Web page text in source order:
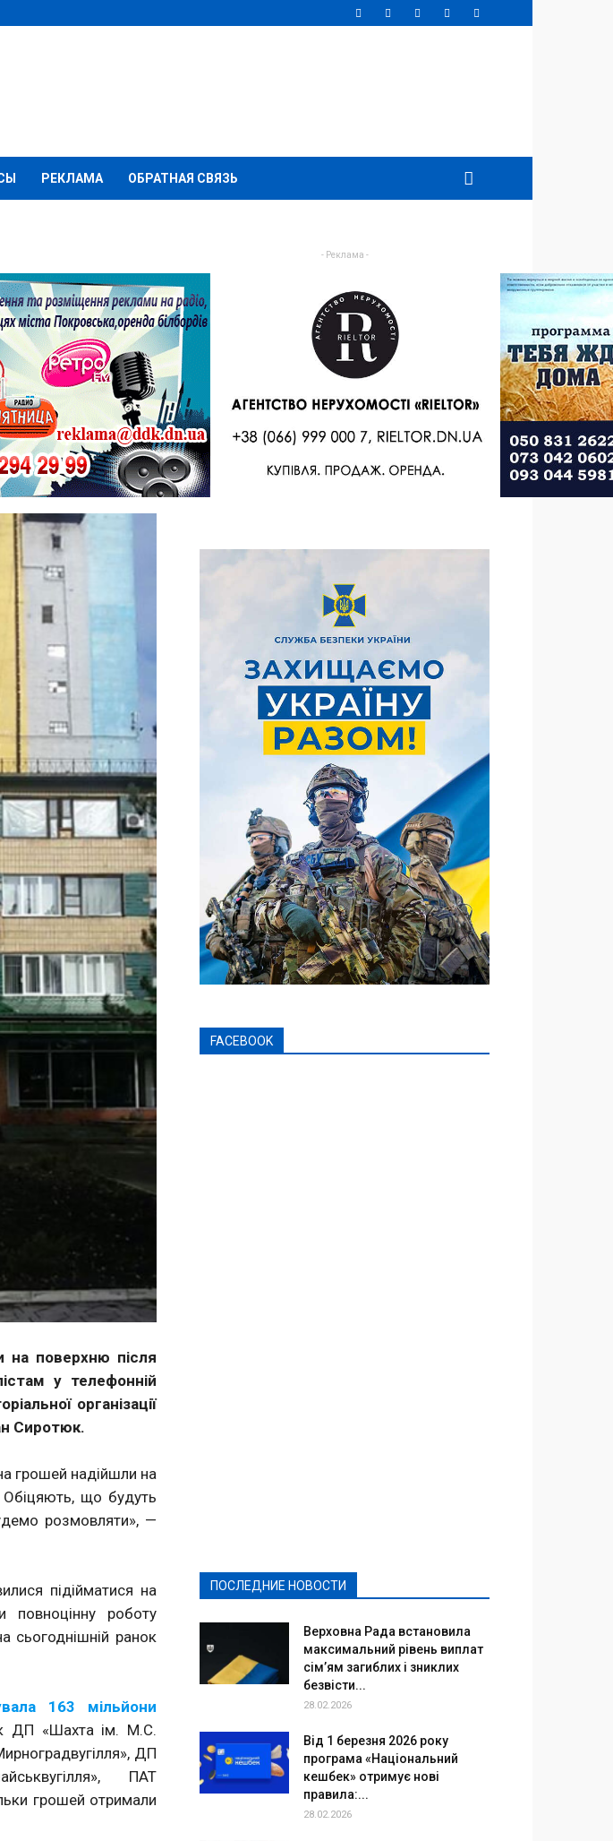
РЕКЛАМА ОБРАТНАЯ СВЯЗЬ
на
на поверхню після
у телефонній
організації
Сиротюк.
грошей надійшли на
Обіцяють, що будуть
розмовляти», —
підійматися на
повноцінну роботу
сьогоднішній ранок
163 мільйони
ДП «Шахта ім. М.С.
ДП
ПАТ
грошей отримали
- Реклама -
FACEBOOK
ПОСЛЕДНИЕ НОВОСТИ
Верховна Рада встановила
максимальний рівень виплат
сім’ям загиблих і зниклих
безвісти...
28.02.2026
Від 1 березня 2026 року
програма «Національний
кешбек» отримує нові
правила:...
28.02.2026